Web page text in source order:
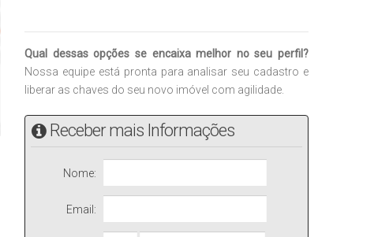
Qual dessas opções se encaixa melhor no seu perfil?
Nossa equipe está pronta para analisar seu cadastro e
liberar as chaves do seu novo imóvel com agilidade.
Receber mais Informações
Nome:
Email: